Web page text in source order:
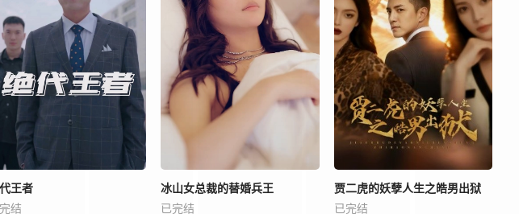
王者
结
冰山女总裁的替婚兵王
已完结
贾二虎的妖孽人生之皓男出狱
已完结